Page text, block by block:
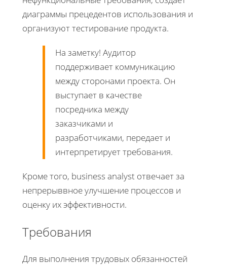
диаграммы прецедентов использования и
организуют тестирование продукта.
На заметку! Аудитор
поддерживает коммуникацию
между сторонами проекта. Он
выступает в качестве
посредника между
заказчиками и
разработчиками, передает и
интерпретирует требования.
Кроме того, business analyst отвечает за
непрерыввное улучшение процессов и
оценку их эффективности.
Требования
Для выполнения трудовых обязанностей